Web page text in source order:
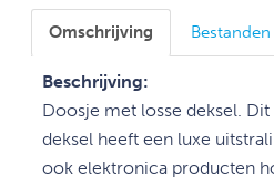
Omschrijving Bestanden
Beschrijving:
Doosje met losse deksel.
deksel heeft een luxe
ook elektronica producten